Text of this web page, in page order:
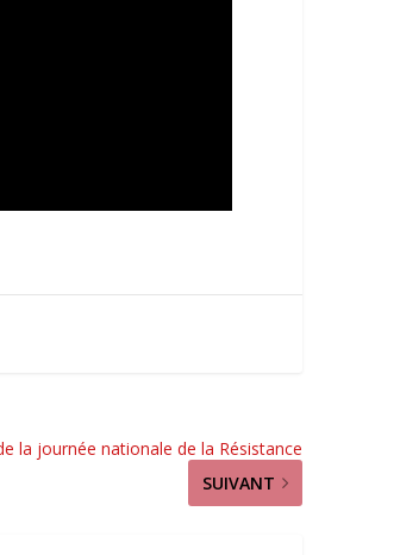
la journée nationale de la Résistance
SUIVANT